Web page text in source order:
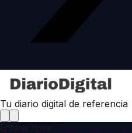
Tu diario digital de referencia